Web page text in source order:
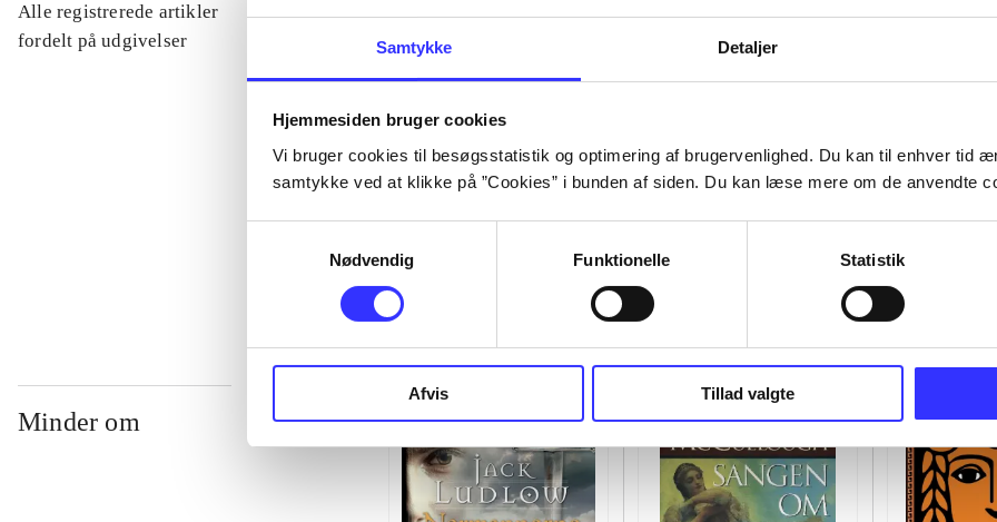
Samtykke Detaljer
Hjemmesiden bruger cookies
Vi bruger cookies til besøgsstatistik og optimering af brugervenlighed. Du kan til enhver tid
samtykke ved at klikke på ”Cookies” i bunden af siden. Du kan læse mere om de anvendte
Nødvendig
Funktionelle Statistik
Afvis Tillad valgte
Alle registrerede artikler
fordelt på udgivelser
...
...
Minder om